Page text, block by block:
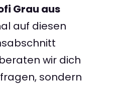
Grau aus
auf diesen
wir dich
sondern